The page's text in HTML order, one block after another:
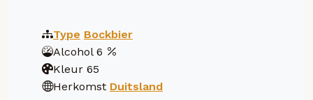
Type Bockbier
Alcohol 6
Kleur 65
Herkomst Duitsland